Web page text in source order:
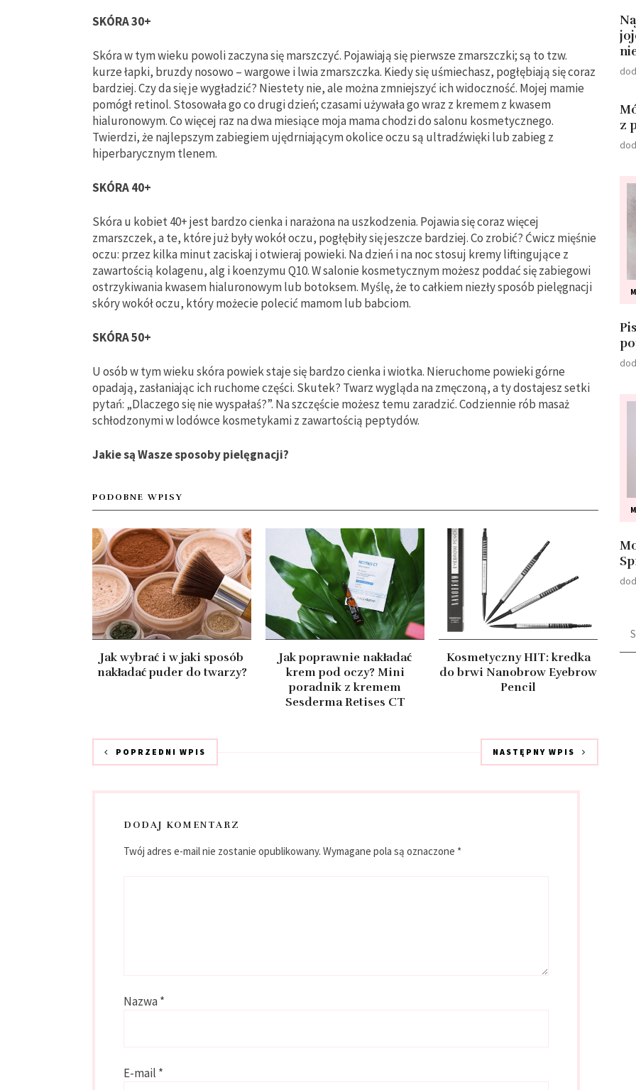
SKÓRA 30+
Skóra w tym wieku powoli zaczyna się marszczyć. Pojawiają się pierwsze zmarszczki; są to tzw.
kurze łapki, bruzdy nosowo – wargowe i lwia zmarszczka. Kiedy się uśmiechasz, pogłębiają się coraz
bardziej. Czy da się je wygładzić? Niestety nie, ale można zmniejszyć ich widoczność. Mojej mamie
pomógł retinol. Stosowała go co drugi dzień; czasami używała go wraz z kremem z kwasem
hialuronowym. Co więcej raz na dwa miesiące moja mama chodzi do salonu kosmetycznego.
Twierdzi, że najlepszym zabiegiem ujędrniającym okolice oczu są ultradźwięki lub zabieg z
hiperbarycznym tlenem.
SKÓRA 40+
Skóra u kobiet 40+ jest bardzo cienka i narażona na uszkodzenia. Pojawia się coraz więcej
zmarszczek, a te, które już były wokół oczu, pogłębiły się jeszcze bardziej. Co zrobić? Ćwicz mięśnie
oczu: przez kilka minut zaciskaj i otwieraj powieki. Na dzień i na noc stosuj kremy liftingujące z
zawartością kolagenu, alg i koenzymu Q10. W salonie kosmetycznym możesz poddać się zabiegowi
ostrzykiwania kwasem hialuronowym lub botoksem. Myślę, że to całkiem niezły sposób pielęgnacji
skóry wokół oczu, który możecie polecić mamom lub babciom.
SKÓRA 50+
U osób w tym wieku skóra powiek staje się bardzo cienka i wiotka. Nieruchome powieki górne
opadają, zasłaniając ich ruchome części. Skutek? Twarz wygląda na zmęczoną, a ty dostajesz setki
pytań: „Dlaczego się nie wyspałaś?”. Na szczęście możesz temu zaradzić. Codziennie rób masaż
schłodzonymi w lodówce kosmetykami z zawartością peptydów.
Jakie są Wasze sposoby pielęgnacji?
PODOBNE WPISY
Jak wybrać i w jaki sposób
nakładać puder do twarzy?
Jak poprawnie nakładać
krem pod oczy? Mini
poradnik z kremem
Sesderma Retises CT
Kosmetyczny HIT: kredka
do brwi Nanobrow Eyebrow
Pencil
POPRZEDNI WPIS NASTĘPNY WPIS
DODAJ KOMENTARZ
Twój adres e-mail nie zostanie opublikowany. Wymagane pola są oznaczone *
Nazwa*
E-mail *
z